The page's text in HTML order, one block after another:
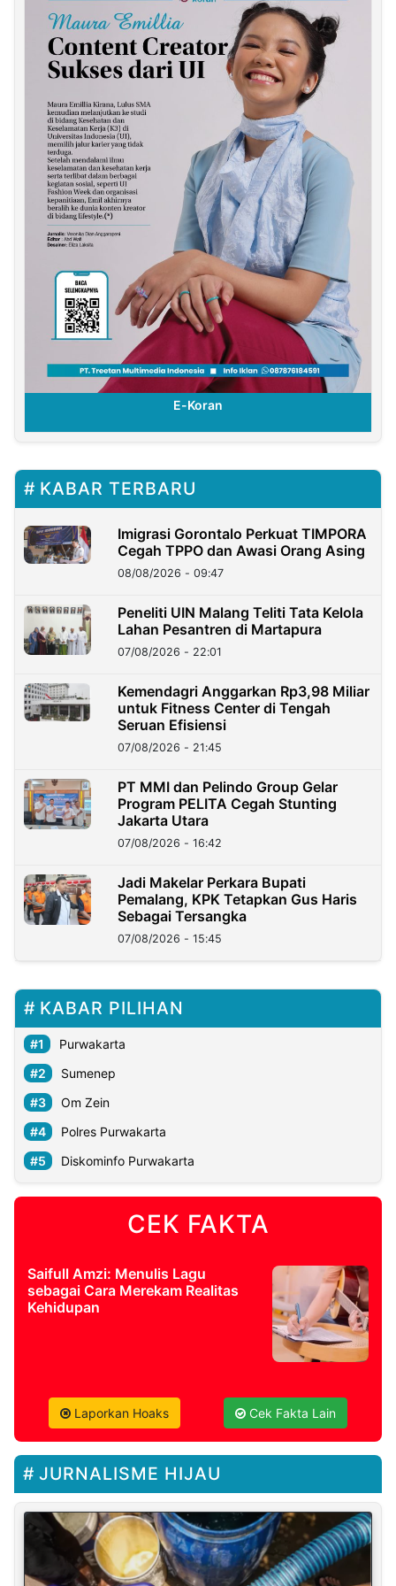
E-Koran
KABAR TERBARU
Imigrasi Gorontalo Perkuat TIMPORA
Cegah TPPO dan Awasi Orang Asing
08/08/2026 - 09:47
Peneliti UIN Malang Teliti Tata Kelola
Lahan Pesantren di Martapura
07/08/2026 - 22:01
Kemendagri Anggarkan Rp3,98 Miliar
untuk Fitness Center di Tengah
Seruan Efisiensi
07/08/2026 - 21:45
PT MMI dan Pelindo Group Gelar
Program PELITA Cegah Stunting
Jakarta Utara
07/08/2026 - 16:42
Jadi Makelar Perkara Bupati
Pemalang, KPK Tetapkan Gus Haris
Sebagai Tersangka
07/08/2026 - 15:45
KABAR PILIHAN
Purwakarta
Sumenep
Om Zein
Polres Purwakarta
Diskominfo Purwakarta
CEK FAKTA
Saifull Amzi: Menulis Lagu
sebagai Cara Merekam Realitas
Kehidupan
Laporkan Hoaks Cek Fakta Lain
JURNALISME HIJAU